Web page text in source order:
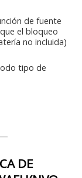
de fuente
el bloqueo
no incluida)
tipo de
DE